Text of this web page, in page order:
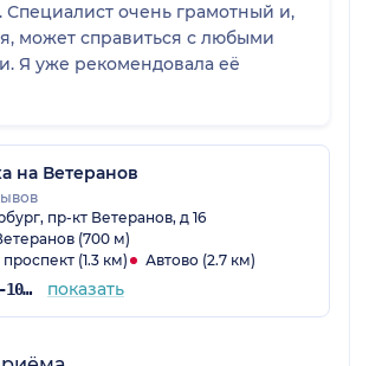
Специалист очень грамотный и,
может справиться с любыми
Я уже рекомендовала её
на Ветеранов
пр-кт Ветеранов, д 16
(700 м)
(1.3 км)
Автово (2.7 км)
+7 (812) 635-10-38 показать